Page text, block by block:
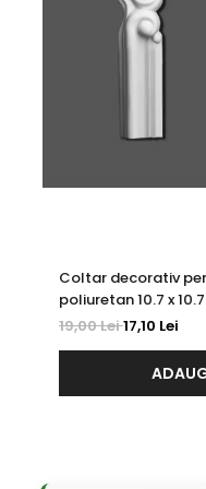
Coltar decorativ
poliuretan 10.7 x
19,00 Lei17,10 Lei